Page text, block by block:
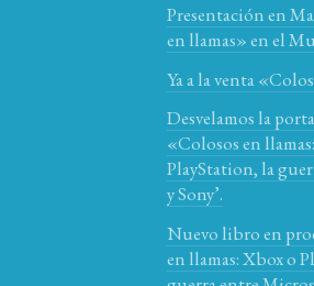
Presentación en
en llamas» en el
Ya a la venta
Desvelamos la
«Colosos en
PlayStation, la
y Sony’.
Nuevo libro en
en llamas: Xbox o